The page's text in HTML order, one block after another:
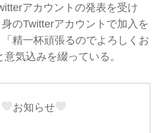
アカウントの発表を受け
のTwitterアカウントで加入を
精一杯頑張るのでよろしくお
気込みを綴っている。
お知らせ